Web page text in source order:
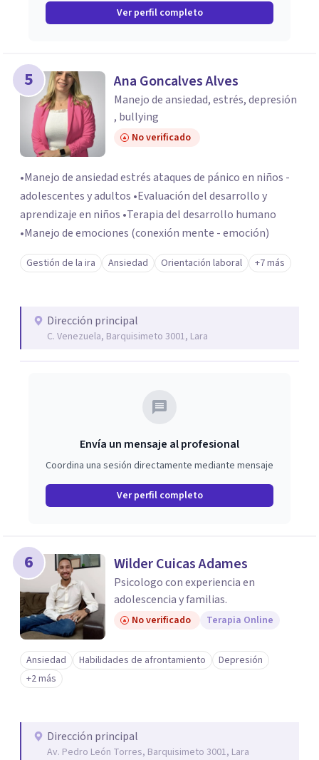
Ver perfil completo
5 Ana Goncalves Alves
Manejo de ansiedad, estrés, depresión
, bullying
No verificado
•Manejo de ansiedad estrés ataques de pánico en niños -
adolescentes y adultos •Evaluación del desarrollo y
aprendizaje en niños •Terapia del desarrollo humano
•Manejo de emociones (conexión mente - emoción)
Gestión de la ira Ansiedad Orientación laboral +7 más
Dirección principal
C. Venezuela, Barquisimeto 3001, Lara
Envía un mensaje al profesional
Coordina una sesión directamente mediante mensaje
Ver perfil completo
6 Wilder Cuicas Adames
Psicologo con experiencia en
adolescencia y familias.
No verificado Terapia Online
Ansiedad Habilidades de afrontamiento
Depresión
+2 más
Dirección principal
Av. Pedro León Torres, Barquisimeto 3001, Lara